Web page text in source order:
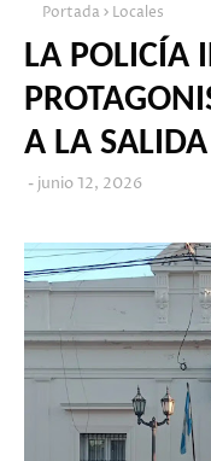
Portada Locales
LA POLICÍA
A LA
junio 12, 2026